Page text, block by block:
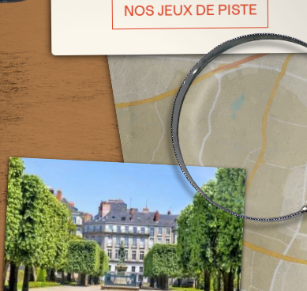
NOS JEUX DE PISTE